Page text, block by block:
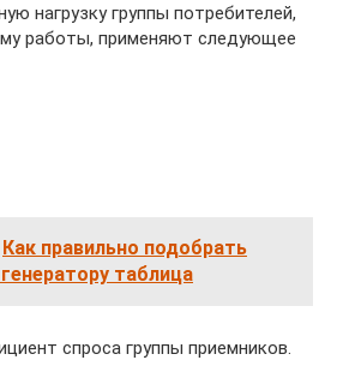
нагрузку группы потребителей,
работы, применяют следующее
Как правильно подобрать
таблица
спроса группы приемников.